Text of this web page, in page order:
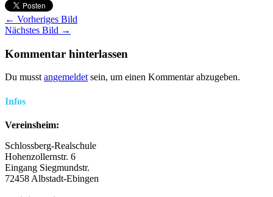
← Vorheriges Bild
Nächstes Bild →
Kommentar hinterlassen
Du musst angemeldet sein, um einen Kommentar abzugeben.
Infos
Vereinsheim:
Schlossberg-Realschule
Hohenzollernstr. 6
Eingang Siegmundstr.
72458 Albstadt-Ebingen